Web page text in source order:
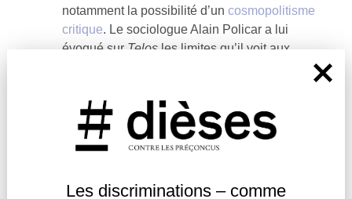
Les discriminations – comme
notamment la possibilité d’un cosmopolitisme
critique. Le sociologue Alain Policar a lui
évoqué sur Telos les limites qu’il voit aux
Le politiste Denis Charbit propose ici un
résumé extensif des recherches de l’historien
Zeev Sternhell, décédé en 2020, surle
fascisme et l’antisémitisme.
La blogueuse Céline Extenso a elle évoqué